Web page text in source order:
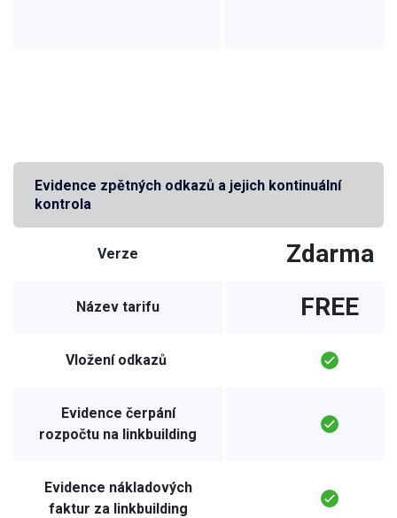
Evidence zpětných odkazů a jejich kontinuální
kontrola
Verze Zdarma
Název tarifu FREE
Vložení odkazů
Evidence čerpání
rozpočtu na linkbuilding
Evidence nákladových
faktur za linkbuilding